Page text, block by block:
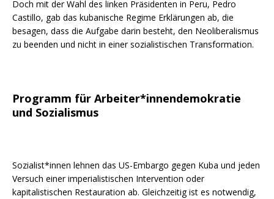
Doch mit der Wahl des linken Präsidenten in Peru, Pedro
Castillo, gab das kubanische Regime Erklärungen ab, die
besagen, dass die Aufgabe darin besteht, den Neoliberalismus
zu beenden und nicht in einer sozialistischen Transformation.
Programm für Arbeiter*innendemokratie
und Sozialismus
Sozialist*innen lehnen das US-Embargo gegen Kuba und jeden
Versuch einer imperialistischen Intervention oder
kapitalistischen Restauration ab. Gleichzeitig ist es notwendig,